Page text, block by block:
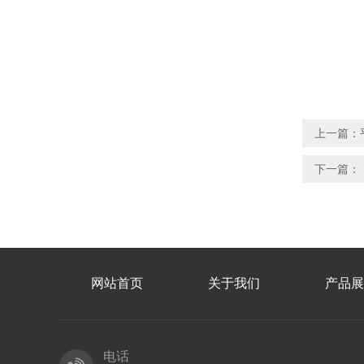
上一篇：
下一篇：
网站首页 关于我们 产品
电话